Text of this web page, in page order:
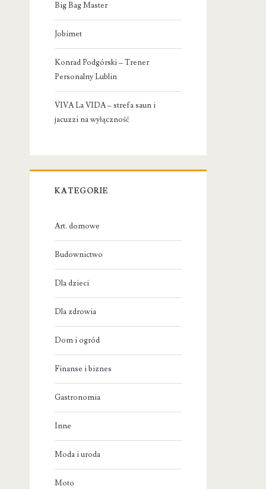
Big Bag Master
Jobimet
Konrad Podgórski – Trener
Personalny Lublin
VIVA La VIDA – strefa saun i
jacuzzi na wyłączność
KATEGORIE
Art. domowe
Budownictwo
Dla dzieci
Dla zdrowia
Dom i ogród
Finanse i biznes
Gastronomia
Inne
Moda i uroda
Moto